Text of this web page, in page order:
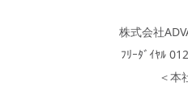
株式会社
ﾌﾘｰﾀﾞｲﾔﾙ
＜本